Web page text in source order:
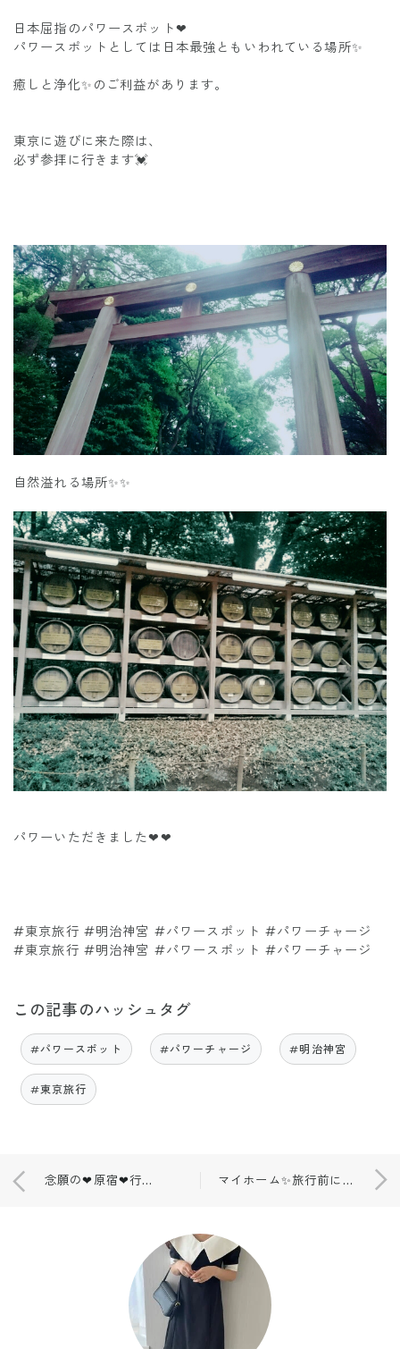
日本屈指のパワースポット❤
パワースポットとしては日本最強ともいわれている場所✨
癒しと浄化✨のご利益があります。
東京に遊びに来た際は、
必ず参拝に行きます💓
自然溢れる場所✨✨
パワーいただきました❤❤
#東京旅行 #明治神宮 #パワースポット #パワーチャージ
#東京旅行 #明治神宮 #パワースポット #パワーチャージ
この記事のハッシュタグ
#パワースポット #パワーチャージ #明治神宮
#東京旅行
念願の❤原宿❤行列のできるクレープ屋さん✨ マイホーム✨旅行前に必ずすること💓